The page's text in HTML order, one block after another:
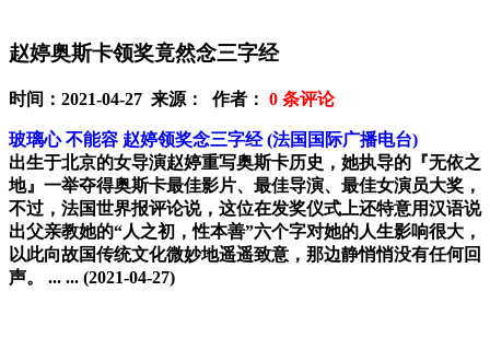
赵婷奥斯卡领奖竟然念三字经
时间：2021-04-27 来源： 作者： 0 条评论
玻璃心 不能容 赵婷领奖念三字经 (法国国际广播电台)
出生于北京的女导演赵婷重写奥斯卡历史，她执导的『无依之
地』一举夺得奥斯卡最佳影片、最佳导演、最佳女演员大奖，
不过，法国世界报评论说，这位在发奖仪式上还特意用汉语说
出父亲教她的“人之初，性本善”六个字对她的人生影响很大，
以此向故国传统文化微妙地遥遥致意，那边静悄悄没有任何回
声。 ... ... (2021-04-27)